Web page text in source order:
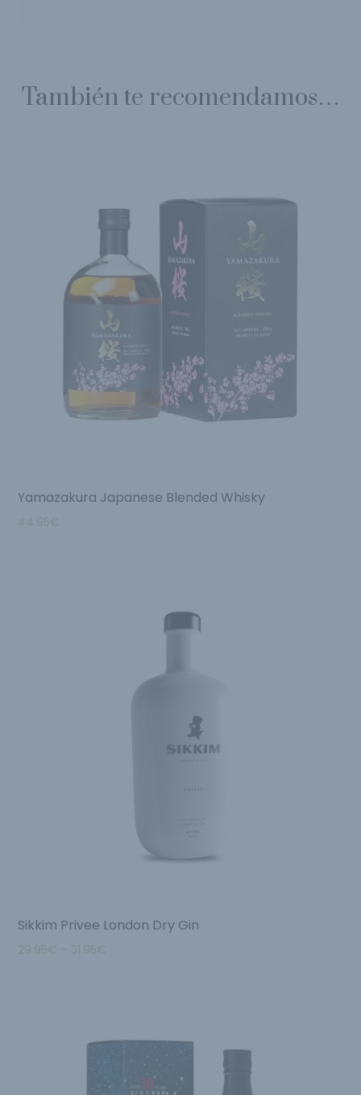
También te recomendamos…
Yamazakura Japanese Blended Whisky
44.95€
Sikkim Privee London Dry Gin
29.95€ – 31.95€